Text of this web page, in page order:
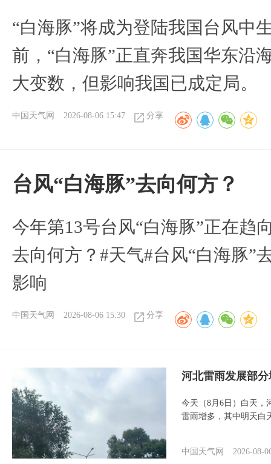
“白海豚”将成为登陆我国台风中
前，“白海豚”正直奔我国华东沿
大变数，但影响我国已成定局。
中国天气网 2026-08-06 15:47 分享
台风“白海豚”去向何方？
今年第13号台风“白海豚”正在趋
去向何方？#天气#台风“白海豚”
影响
中国天气网 2026-08-06 15:30 分享
河北雷雨发展部
今天（8月6日）白天，
雷雨增多，其中明天白
中国天气网 2026-08-